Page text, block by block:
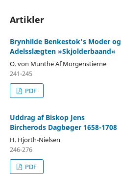
Artikler
Brynhilde Benkestok's Moder og
Adelsslægten »Skjolderbaand«
O. von Munthe Af Morgenstierne
241-245
PDF
Uddrag af Biskop Jens
Bircherods Dagbøger 1658-1708
H. Hjorth-Nielsen
246-276
PDF